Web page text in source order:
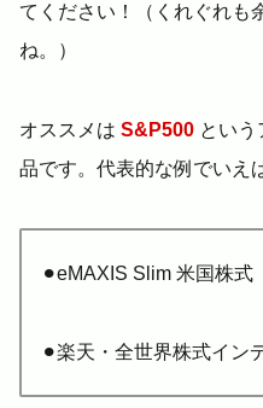
てください！（くれぐれも
ね。）
オススメは S&P500 とい
品です。代表的な例でいえ
⚫︎eMAXIS Slim 米国株式
⚫︎楽天・全世界株式イン